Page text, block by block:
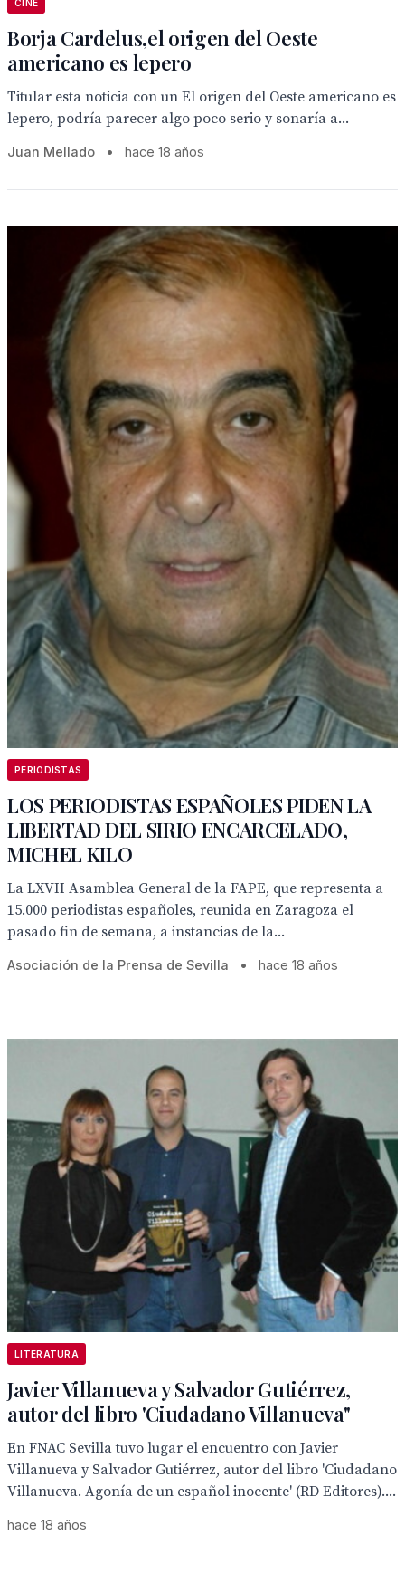
CINE
Borja Cardelus,el origen del Oeste
americano es lepero
Titular esta noticia con un El origen del Oeste americano es
lepero, podría parecer algo poco serio y sonaría a...
Juan Mellado • hace 18 años
PERIODISTAS
LOS PERIODISTAS ESPAÑOLES PIDEN LA
LIBERTAD DEL SIRIO ENCARCELADO,
MICHEL KILO
La LXVII Asamblea General de la FAPE, que representa a
15.000 periodistas españoles, reunida en Zaragoza el
pasado fin de semana, a instancias de la...
Asociación de la Prensa de Sevilla • hace 18 años
LITERATURA
Javier Villanueva y Salvador Gutiérrez,
autor del libro 'Ciudadano Villanueva"
En FNAC Sevilla tuvo lugar el encuentro con Javier
Villanueva y Salvador Gutiérrez, autor del libro 'Ciudadano
Villanueva. Agonía de un español inocente' (RD Editores)....
hace 18 años